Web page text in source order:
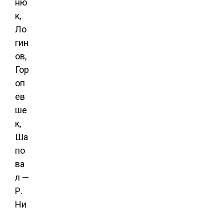
ню
к,
Ло
гин
ов,
Гор
оп
ев
ше
к,
Ша
по
ва
л —
Р.
Ни